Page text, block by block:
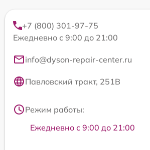
+7 (800) 301-97-75
Ежедневно с 9:00 до 21:00
info@dyson-repair-center.ru
Павловский тракт, 251В
Режим работы:
Ежедневно с 9:00 до 21:00